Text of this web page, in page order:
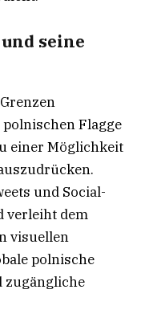
seine
Flagge
einer Möglichkeit
und Social-
verleiht dem
visuellen
polnische
zugängliche